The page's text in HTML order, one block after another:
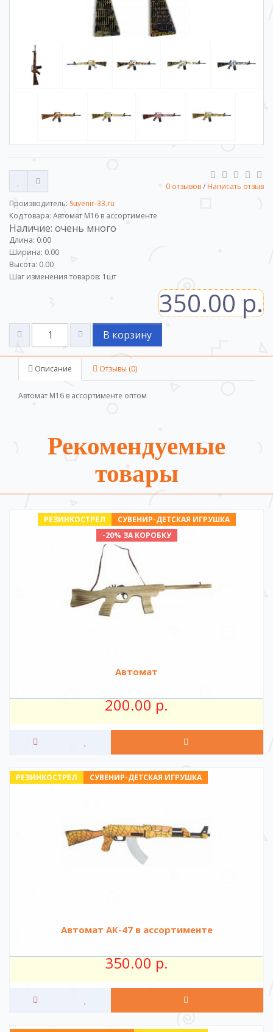
0 отзывов/ Написать отзыв
Производитель: Suvenir-33.ru
Код товара: Автомат М16 в ассортименте
Наличие: очень много
Длина: 0.00
Ширина: 0.00
Высота: 0.00
Шаг изменения товаров: 1 шт
350.00 р.
В корзину
Описание Отзывы (0)
Автомат М16 в ассортименте оптом
Рекомендуемые
товары
СУВЕНИР-ДЕТСКАЯ ИГРУШКА
РЕЗИНКОСТРЕЛ
-20% ЗА КОРОБКУ
Автомат
200.00 р.
СУВЕНИР-ДЕТСКАЯ ИГРУШКА
РЕЗИНКОСТРЕЛ
Автомат АК-47 в ассортименте
350.00 р.